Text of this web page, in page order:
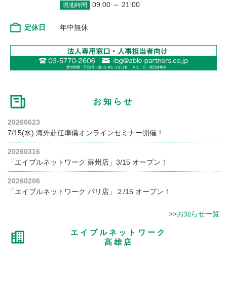
現地時間 09:00 ～ 21:00
定休日 年中無休
お知らせ
20260623
7/15(水) 海外赴任準備オンラインセミナー開催！
20260316
「エイブルネットワーク 蘇州店」3/15 オープン！
20260206
「エイブルネットワーク パリ店」２/15 オープン！
>>お知らせ一覧
エイブルネットワーク
高雄店